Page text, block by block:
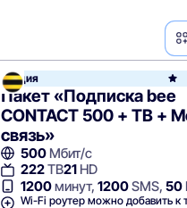
Акция
Пакет «Подписка bee
CONTACT 500 + ТВ +
связь»
500 Мбит/с
222ТВ21 HD
1200минут,1200SMS,50
Wi-Fi роутер можно добавить к